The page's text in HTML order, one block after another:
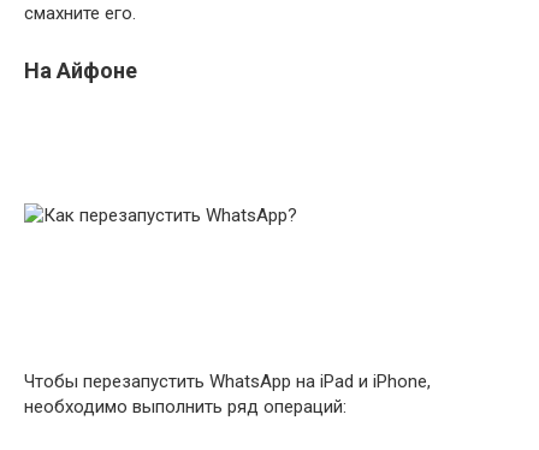
смахните его.
На Айфоне
Чтобы перезапустить WhatsApp на iPad и iPhone,
необходимо выполнить ряд операций: